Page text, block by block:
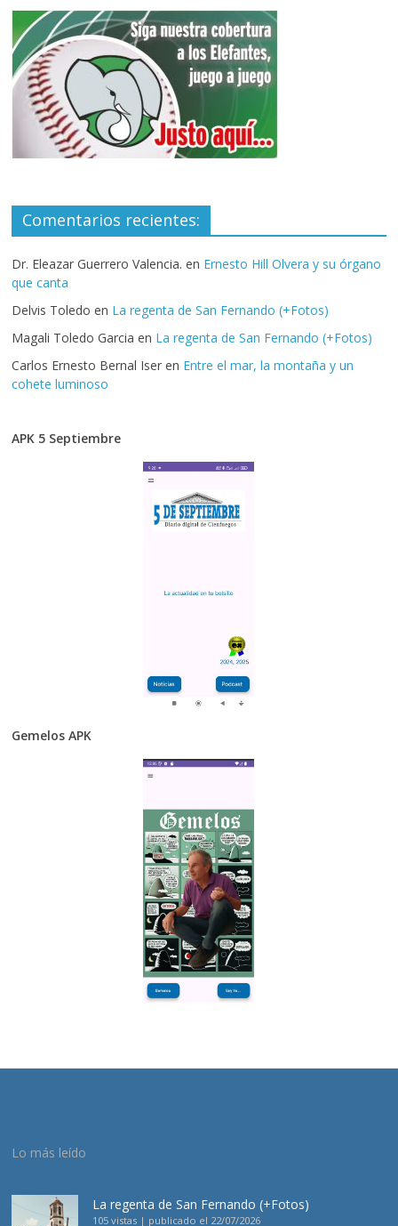
Comentarios recientes:
Dr. Eleazar Guerrero Valencia. en Ernesto Hill Olvera y su órgano
que canta
Delvis Toledo en La regenta de San Fernando (+Fotos)
Magali Toledo Garcia en La regenta de San Fernando (+Fotos)
Carlos Ernesto Bernal Iser en Entre el mar, la montaña y un
cohete luminoso
APK 5 Septiembre
Gemelos APK
Lo más leído
La regenta de San Fernando (+Fotos)
105 vistas | publicado el 22/07/2026